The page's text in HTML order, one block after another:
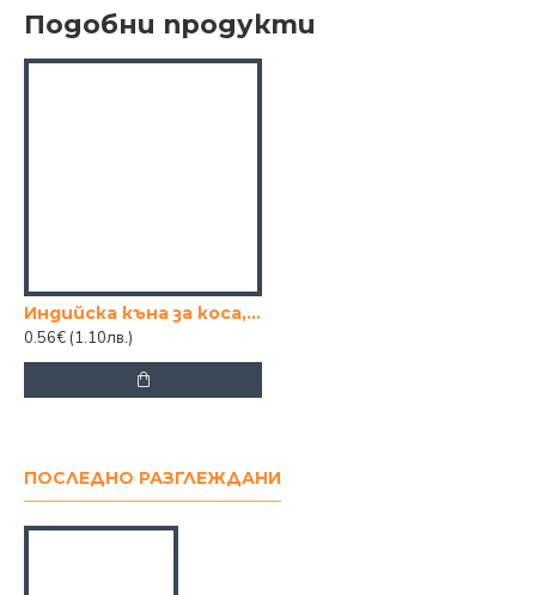
Подобни продукти
Индийска къна за коса, 4 цвята
0.56€ (1.10лв.)
ПОСЛЕДНО РАЗГЛЕЖДАНИ